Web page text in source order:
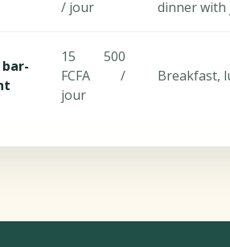
/ jour
dinner with
15 500
FCFA /
jour
Breakfast,